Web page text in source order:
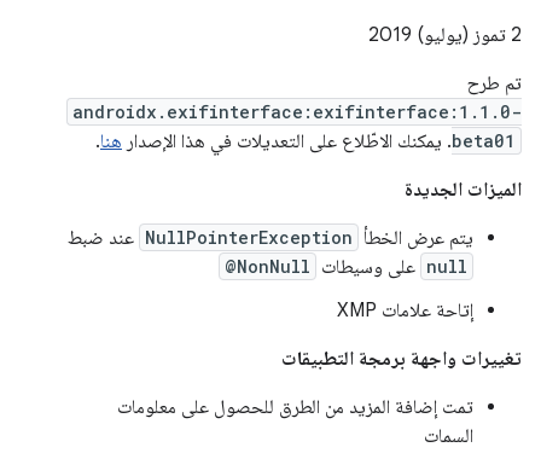
2 تموز (يوليو) 2019
تم طرح
androidx.exifinterface:exifinterface:1.1.0-
beta01. يمكنك الاطّلاع على التعديلات في هذا الإصدار هنا.
الميزات الجديدة
يتم عرض الخطأ NullPointerException عند ضبط
null على وسيطات @NonNull
إتاحة علامات XMP
تغييرات واجهة برمجة التطبيقات
تمت إضافة المزيد من الطرق للحصول على معلومات
السمات